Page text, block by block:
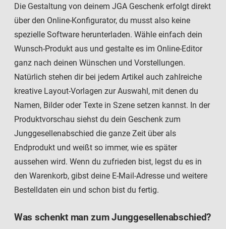
Die Gestaltung von deinem JGA Geschenk erfolgt direkt
über den Online-Konfigurator, du musst also keine
spezielle Software herunterladen. Wähle einfach dein
Wunsch-Produkt aus und gestalte es im Online-Editor
ganz nach deinen Wünschen und Vorstellungen.
Natürlich stehen dir bei jedem Artikel auch zahlreiche
kreative Layout-Vorlagen zur Auswahl, mit denen du
Namen, Bilder oder Texte in Szene setzen kannst. In der
Produktvorschau siehst du dein Geschenk zum
Junggesellenabschied die ganze Zeit über als
Endprodukt und weißt so immer, wie es später
aussehen wird. Wenn du zufrieden bist, legst du es in
den Warenkorb, gibst deine E-Mail-Adresse und weitere
Bestelldaten ein und schon bist du fertig.
Was schenkt man zum Junggesellenabschied?